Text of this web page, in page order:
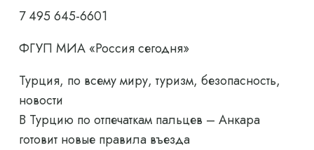
7 495 645-6601
ФГУП МИА «Россия сегодня»
Турция, по всему миру, туризм, безопасность,
новости
В Турцию по отпечаткам пальцев – Анкара
готовит новые правила въезда